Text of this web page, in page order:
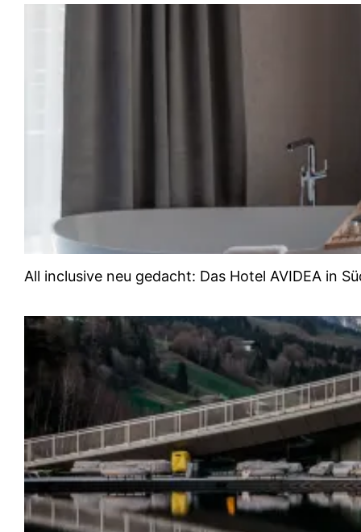
All inclusive neu gedacht: Das Hotel AVIDEA in